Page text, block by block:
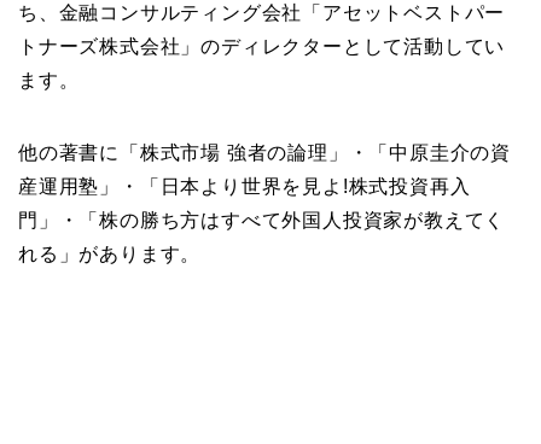
ち、金融コンサルティング会社「アセットベストパー
トナーズ株式会社」のディレクターとして活動してい
ます。
他の著書に「株式市場 強者の論理」・「中原圭介の資
産運用塾」・「日本より世界を見よ!株式投資再入
門」・「株の勝ち方はすべて外国人投資家が教えてく
れる」があります。